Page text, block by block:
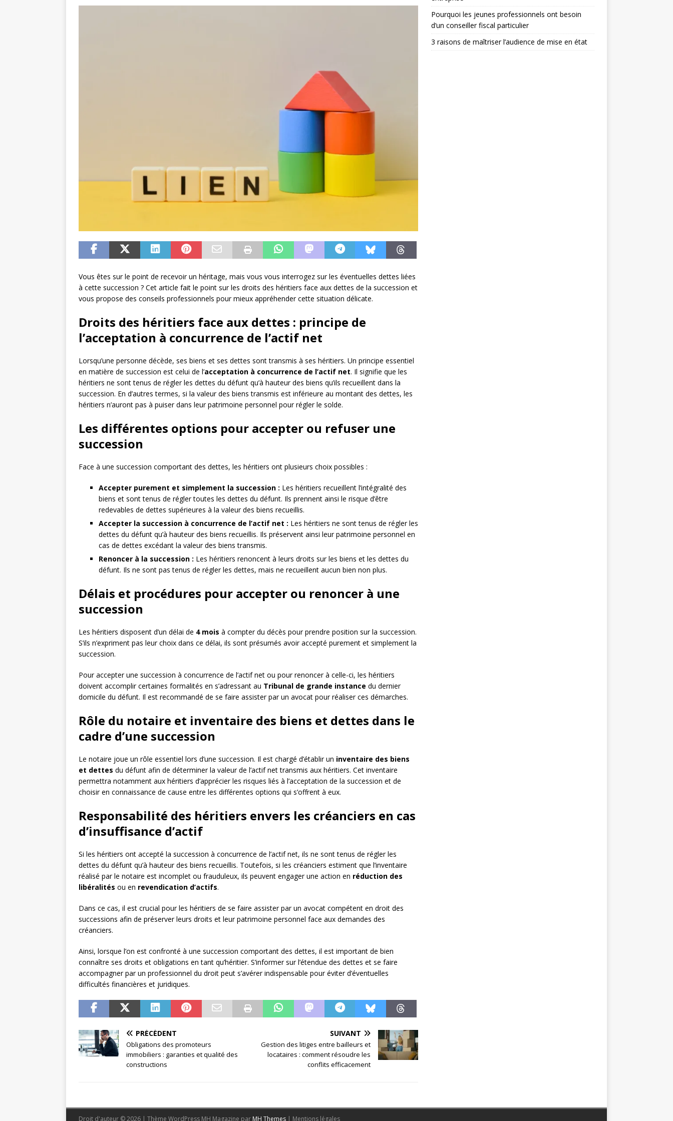
Vous êtes sur le point de recevoir un héritage, mais vous vous interrogez sur les éventuelles dettes liées
à cette succession ? Cet article fait le point sur les droits des héritiers face aux dettes de la succession et
vous propose des conseils professionnels pour mieux appréhender cette situation délicate.
Droits des héritiers face aux dettes : principe de
l’acceptation à concurrence de l’actif net
Lorsqu’une personne décède, ses biens et ses dettes sont transmis à ses héritiers. Un principe essentiel
en matière de succession est celui de l’acceptation à concurrence de l’actif net. Il signifie que les
héritiers ne sont tenus de régler les dettes du défunt qu’à hauteur des biens qu’ils recueillent dans la
succession. En d’autres termes, si la valeur des biens transmis est inférieure au montant des dettes, les
héritiers n’auront pas à puiser dans leur patrimoine personnel pour régler le solde.
Les différentes options pour accepter ou refuser une
succession
Face à une succession comportant des dettes, les héritiers ont plusieurs choix possibles :
Accepter purement et simplement la succession : Les héritiers recueillent l’intégralité des
biens et sont tenus de régler toutes les dettes du défunt. Ils prennent ainsi le risque d’être
redevables de dettes supérieures à la valeur des biens recueillis.
Accepter la succession à concurrence de l’actif net : Les héritiers ne sont tenus de régler les
dettes du défunt qu’à hauteur des biens recueillis. Ils préservent ainsi leur patrimoine personnel en
cas de dettes excédant la valeur des biens transmis.
Renoncer à la succession : Les héritiers renoncent à leurs droits sur les biens et les dettes du
défunt. Ils ne sont pas tenus de régler les dettes, mais ne recueillent aucun bien non plus.
Délais et procédures pour accepter ou renoncer à une
succession
Les héritiers disposent d’un délai de 4 mois à compter du décès pour prendre position sur la succession.
S’ils n’expriment pas leur choix dans ce délai, ils sont présumés avoir accepté purement et simplement la
succession.
Pour accepter une succession à concurrence de l’actif net ou pour renoncer à celle-ci, les héritiers
doivent accomplir certaines formalités en s’adressant au Tribunal de grande instance du dernier
domicile du défunt. Il est recommandé de se faire assister par un avocat pour réaliser ces démarches.
Rôle du notaire et inventaire des biens et dettes dans le
cadre d’une succession
Le notaire joue un rôle essentiel lors d’une succession. Il est chargé d’établir un inventaire des biens
et dettes du défunt afin de déterminer la valeur de l’actif net transmis aux héritiers. Cet inventaire
permettra notamment aux héritiers d’apprécier les risques liés à l’acceptation de la succession et de
choisir en connaissance de cause entre les différentes options qui s’offrent à eux.
Responsabilité des héritiers envers les créanciers en cas
d’insuffisance d’actif
Si les héritiers ont accepté la succession à concurrence de l’actif net, ils ne sont tenus de régler les
dettes du défunt qu’à hauteur des biens recueillis. Toutefois, si les créanciers estiment que l’inventaire
réalisé par le notaire est incomplet ou frauduleux, ils peuvent engager une action en réduction des
libéralités ou en revendication d’actifs.
Dans ce cas, il est crucial pour les héritiers de se faire assister par un avocat compétent en droit des
successions afin de préserver leurs droits et leur patrimoine personnel face aux demandes des
créanciers.
Ainsi, lorsque l’on est confronté à une succession comportant des dettes, il est important de bien
connaître ses droits et obligations en tant qu’héritier. S’informer sur l’étendue des dettes et se faire
accompagner par un professionnel du droit peut s’avérer indispensable pour éviter d’éventuelles
difficultés financières et juridiques.
PRÉCÉDENT
Obligations des promoteurs
immobiliers : garanties et qualité des
constructions
SUIVANT
Gestion des litiges entre bailleurs et
locataires : comment résoudre les
conflits efficacement
Pourquoi les jeunes professionnels ont besoin
d’un conseiller fiscal particulier
3 raisons de maîtriser l’audience de mise en état
Droit d'auteur © 2026 | Thème WordPress MH Magazine par MH Themes | Mentions légales